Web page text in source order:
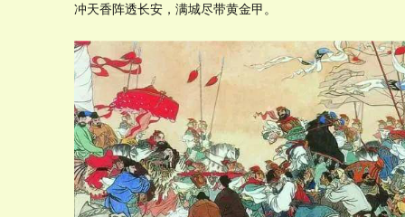
冲天香阵透长安，满城尽带黄金甲。